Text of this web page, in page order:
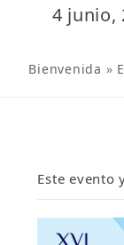
4 junio,
Bienvenida »
Este evento